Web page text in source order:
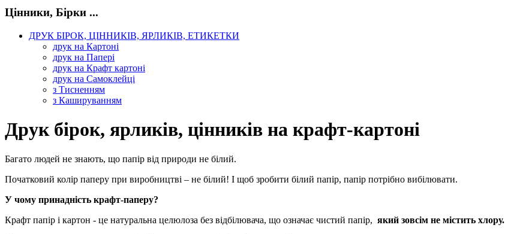
Цінники, Бірки ...
ДРУК БІРОК, ЦІННИКІВ, ЯРЛИКІВ, ЕТИКЕТКИ
друк на Картоні
друк на Папері
друк на Крафт картоні
друк на Самоклейці
з Тисненням
з Кашируванням
Друк бірок, ярликів, цінників на крафт-картоні
Багато людей не знають, що папір від природи не білий.
Початковий колір паперу при виробництві – не білий! І щоб зробити білий папір, папір потрібно вибілювати.
У чому принадність крафт-паперу?
Крафт папір і картон - це натуральна целюлоза без відбілювача, що означає чистий папір, який зовсім не містить хлору.